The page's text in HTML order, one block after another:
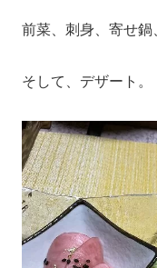
前菜、刺身、寄せ鍋
そして、デザート。